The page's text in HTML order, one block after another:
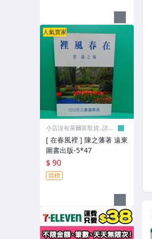
人氣賣家
小店沒有萊爾富取貨..請見
[ 在春風裡 ] 陳之藩著 遠東
圖書出版-5*47
$ 90
競標